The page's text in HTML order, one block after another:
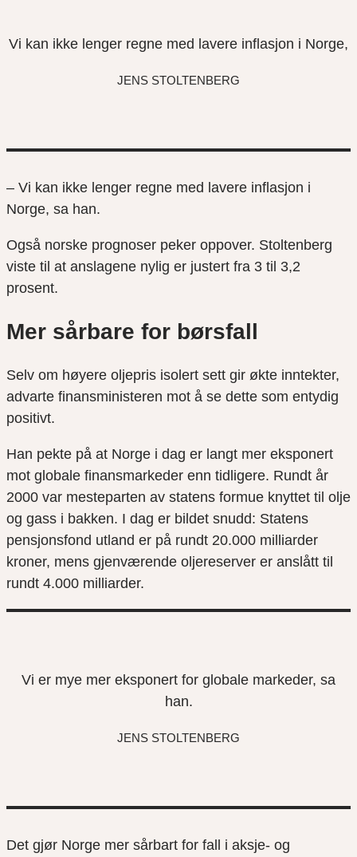
Vi kan ikke lenger regne med lavere inflasjon i Norge,
JENS STOLTENBERG
– Vi kan ikke lenger regne med lavere inflasjon i
Norge, sa han.
Også norske prognoser peker oppover. Stoltenberg
viste til at anslagene nylig er justert fra 3 til 3,2
prosent.
Mer sårbare for børsfall
Selv om høyere oljepris isolert sett gir økte inntekter,
advarte finansministeren mot å se dette som entydig
positivt.
Han pekte på at Norge i dag er langt mer eksponert
mot globale finansmarkeder enn tidligere. Rundt år
2000 var mesteparten av statens formue knyttet til olje
og gass i bakken. I dag er bildet snudd: Statens
pensjonsfond utland er på rundt 20.000 milliarder
kroner, mens gjenværende oljereserver er anslått til
rundt 4.000 milliarder.
Vi er mye mer eksponert for globale markeder, sa
han.
JENS STOLTENBERG
Det gjør Norge mer sårbart for fall i aksje- og